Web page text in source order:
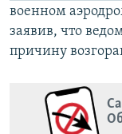
военном
заявив, что
причину